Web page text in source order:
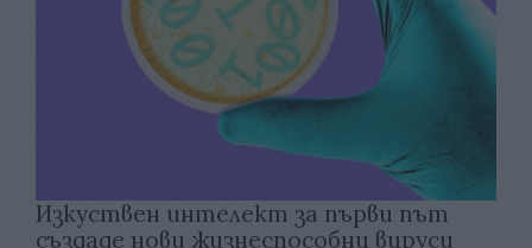
Изкуствен интелект за първи път
създаде нови жизнеспособни вируси